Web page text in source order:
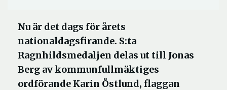
Nu är det dags för årets
nationaldagsfirande. S:ta
Ragnhildsmedaljen delas ut till Jonas
Berg av kommunfullmäktiges
ordförande Karin Östlund, flaggan